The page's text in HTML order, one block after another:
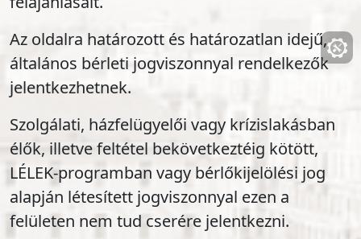
Az oldalra határozott és határozatlan idejű,
általános bérleti jogviszonnyal rendelkezők
jelentkezhetnek.
Szolgálati, házfelügyelői vagy krízislakásban
élők, illetve feltétel bekövetkeztéig kötött,
LÉLEK-programban vagy bérlőkijelölési jog
alapján létesített jogviszonnyal ezen a
felületen nem tud cserére jelentkezni.